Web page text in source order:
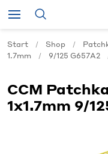
Start Shop
1.7mm
9/125 G657A2
CCM
1x1.7mm 9/